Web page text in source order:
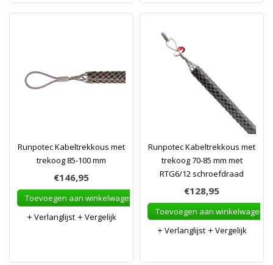
Runpotec Kabeltrekkous met
trekoog 85-100 mm
€146,95
Toevoegen aan winkelwagen
Verlanglijst
Vergelijk
Runpotec Kabeltrekkous met
trekoog 70-85 mm met
RTG6/12 schroefdraad
€128,95
Toevoegen aan winkelwagen
Verlanglijst
Vergelijk